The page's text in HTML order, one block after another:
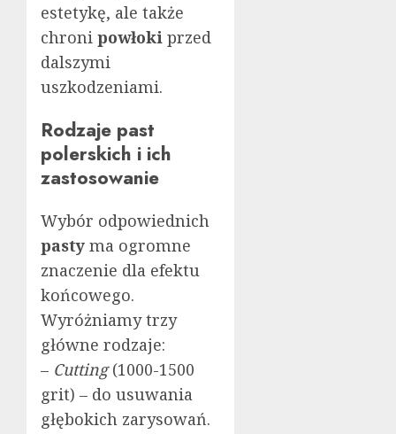
estetykę, ale także
chroni powłoki przed
dalszymi
uszkodzeniami.
Rodzaje past
polerskich i ich
zastosowanie
Wybór odpowiednich
pasty ma ogromne
znaczenie dla efektu
końcowego.
Wyróżniamy trzy
główne rodzaje:
– Cutting(1000-1500
grit) – do usuwania
głębokich zarysowań.